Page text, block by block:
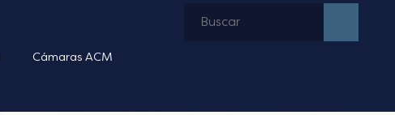
Cámaras ACM